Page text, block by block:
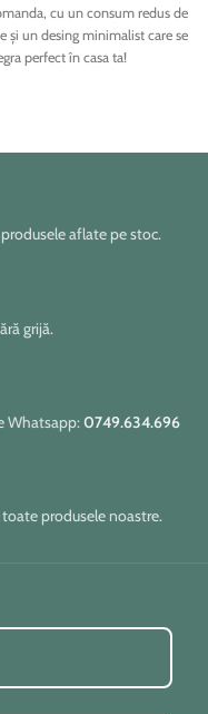
cu un consum redus de
și un desing minimalist care se
perfect în casa ta!
aflate pe stoc.
grijă.
Whatsapp:0749.634.696
produsele noastre.